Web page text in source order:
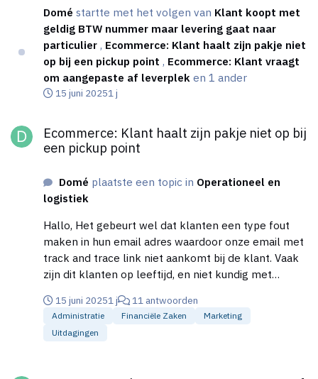
correcte format van een telefoonnummer checkt,
en daarbij dan ook de voor de hand liggende nep
telefoonnummers er uit vist. Maar je weet nooit of
het ok echte het nummer is van de klant. Als side
step, hoe wordt dat dan gedaan? En de
retourkosten/administratie kosten zijn je
Domé startte met het volgen van Klant koopt met
geldig BTW nummer maar levering gaat naar
particulier , Ecommerce: Klant haalt zijn pakje niet
op bij een pickup point , Ecommerce: Klant vraagt
om aangepaste af leverplek en 1 ander
15 juni 20251 j
Ecommerce: Klant haalt zijn pakje niet op bij
een pickup point
Domé plaatste een topic in Operationeel en
logistiek
Hallo, Het gebeurt wel dat klanten een type fout
maken in hun email adres waardoor onze email met
track and trace link niet aankomt bij de klant. Vaak
zijn dit klanten op leeftijd, en niet kundig met
dan dat het pakje op een pickup point blijft liggen en
sturen de klant een mail dat het pakje op een pickup
point ligt en binnen 7 dagen afgehaald dient te
15 juni 20251 j 11 antwoorden
Administratie Financiële Zaken
Marketing
Uitdagingen